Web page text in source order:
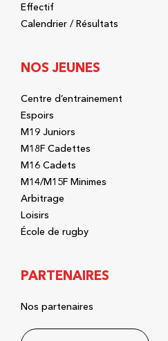
Effectif
Calendrier / Résultats
NOS JEUNES
Centre d’entrainement
Espoirs
M19 Juniors
M18F Cadettes
M16 Cadets
M14/M15F Minimes
Arbitrage
Loisirs
École de rugby
PARTENAIRES
Nos partenaires